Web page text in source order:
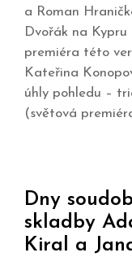
a Roman
Dvořák na
premiéra této
Kateřina
úhly pohledu –
(světová
Dny
skladby
Kiral a